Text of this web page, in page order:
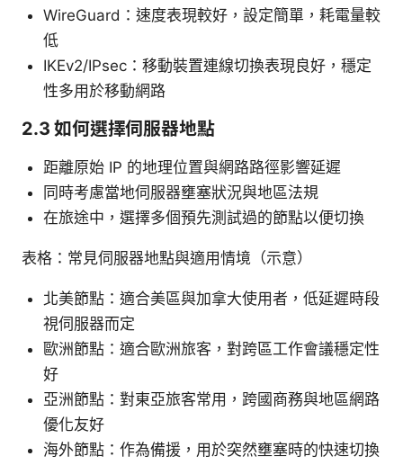
WireGuard：速度表現較好，設定簡單，耗電量較
低
IKEv2/IPsec：移動裝置連線切換表現良好，穩定
性多用於移動網路
2.3 如何選擇伺服器地點
距離原始 IP 的地理位置與網路路徑影響延遲
同時考慮當地伺服器壅塞狀況與地區法規
在旅途中，選擇多個預先測試過的節點以便切換
表格：常見伺服器地點與適用情境（示意）
北美節點：適合美區與加拿大使用者，低延遲時段
視伺服器而定
歐洲節點：適合歐洲旅客，對跨區工作會議穩定性
好
亞洲節點：對東亞旅客常用，跨國商務與地區網路
優化友好
海外節點：作為備援，用於突然壅塞時的快速切換